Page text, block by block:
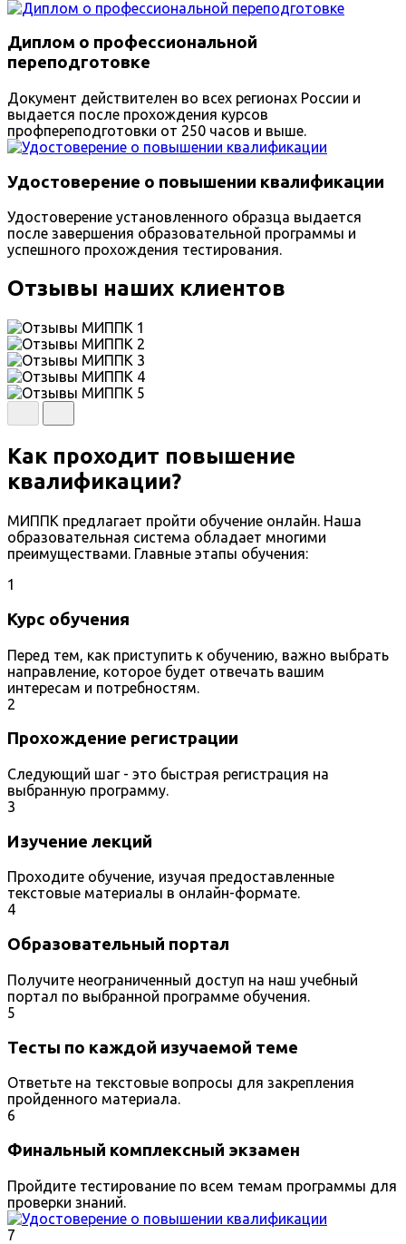
Диплом о профессиональной
переподготовке
Документ действителен во всех регионах России и
выдается после прохождения курсов
профпереподготовки от 250 часов и выше.
Удостоверение о повышении квалификации
Удостоверение установленного образца выдается
после завершения образовательной программы и
успешного прохождения тестирования.
Отзывы наших клиентов
Как проходит повышение
квалификации?
МИППК предлагает пройти обучение онлайн. Наша
образовательная система обладает многими
преимуществами. Главные этапы обучения:
1
Курс обучения
Перед тем, как приступить к обучению, важно выбрать
направление, которое будет отвечать вашим
интересам и потребностям.
2
Прохождение регистрации
Следующий шаг - это быстрая регистрация на
выбранную программу.
3
Изучение лекций
Проходите обучение, изучая предоставленные
текстовые материалы в онлайн-формате.
4
Образовательный портал
Получите неограниченный доступ на наш учебный
портал по выбранной программе обучения.
5
Тесты по каждой изучаемой теме
Ответьте на текстовые вопросы для закрепления
пройденного материала.
6
Финальный комплексный экзамен
Пройдите тестирование по всем темам программы для
проверки знаний.
7